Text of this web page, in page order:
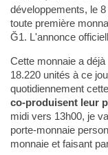
développements, le
toute première
Ğ1. L'annonce
Cette monnaie a
18.220 unités à ce
quotidiennement
co-produisent leur
midi vers 13h00, je
porte-monnaie
monnaie et faisant